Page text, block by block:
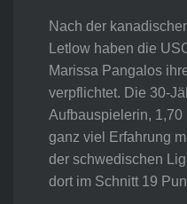
Nach der
Letlow haben die
Marissa Pangalos
verpflichtet. Die 30-
Aufbauspielerin,
ganz viel Erfahrung
der schwedischen
dort im Schnitt 19